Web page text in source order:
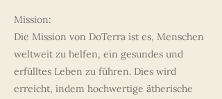
Mission:
Die Mission von DoTerra ist es, Menschen
weltweit zu helfen, ein gesundes und
erfülltes Leben zu führen. Dies wird
erreicht, indem hochwertige ätherische